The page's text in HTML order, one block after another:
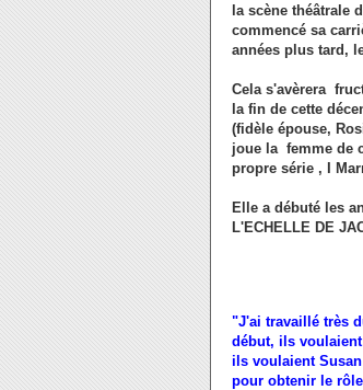
la scène théâtrale
commencé sa
années plus tard,
Cela s'avèrera
la fin de cette
(fidèle épouse,
joue la femme de
propre série , I
Elle a débuté les
L'ECHELLE DE
"J'ai travaillé très
début, ils
ils voulaient
pour obtenir le